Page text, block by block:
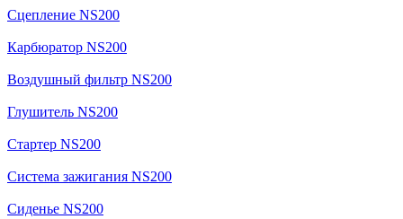
Сцепление NS200
Карбюратор NS200
Воздушный фильтр NS200
Глушитель NS200
Стартер NS200
Система зажигания NS200
Сиденье NS200